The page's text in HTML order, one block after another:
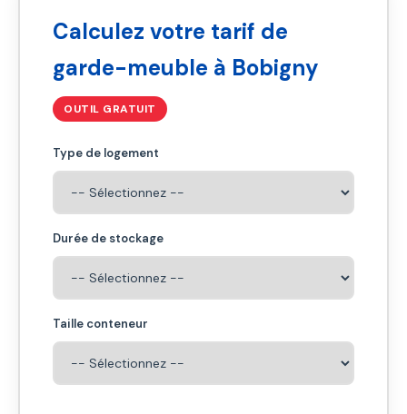
Calculez votre tarif de
garde-meuble à Bobigny
OUTIL GRATUIT
Type de logement
Durée de stockage
Taille conteneur